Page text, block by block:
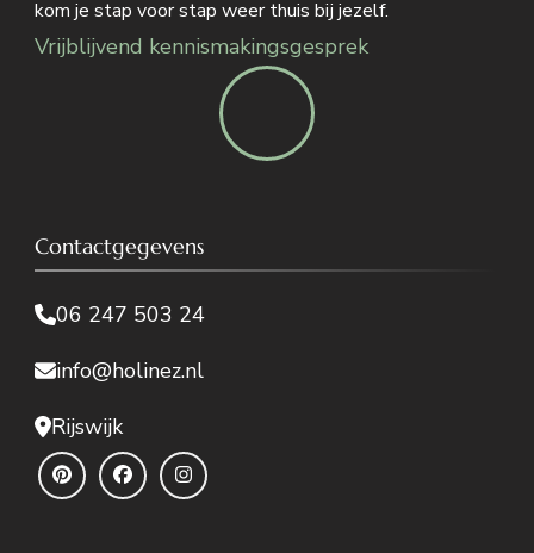
kom je stap voor stap weer thuis bij jezelf.
Vrijblijvend kennismakingsgesprek
Contactgegevens
06 247 503 24
info@holinez.nl
Rijswijk